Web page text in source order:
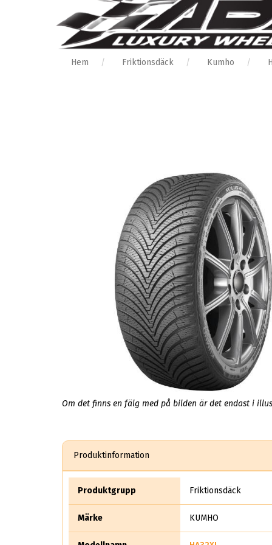
Hem Friktionsdäck Kumho
Om det finns en fälg med på bilden är det endast i
Produktinformation
Produktgrupp Friktionsdäck
Märke KUMHO